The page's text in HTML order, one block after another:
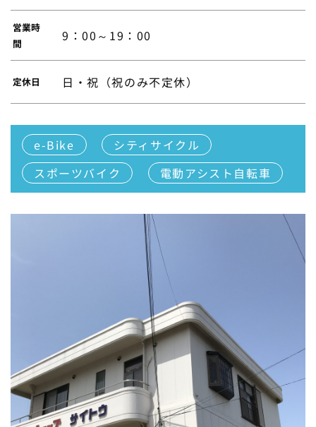
営業時
間
9：00～19：00
定休日 日・祝（祝のみ不定休）
e-Bike
シティサイクル
スポーツバイク
電動アシスト自転車